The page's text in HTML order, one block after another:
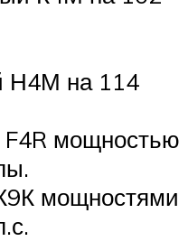
Н4М на 114
мощностью
мощностями